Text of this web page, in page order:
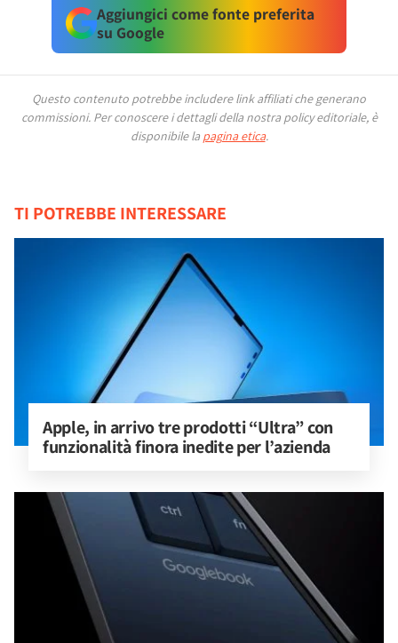
Aggiungici come fonte preferita
su Google
Questo contenuto potrebbe includere link affiliati che generano
commissioni. Per conoscere i dettagli della nostra policy editoriale, è
disponibile la pagina etica.
TI POTREBBE INTERESSARE
Apple, in arrivo tre prodotti “Ultra” con
funzionalità finora inedite per l’azienda